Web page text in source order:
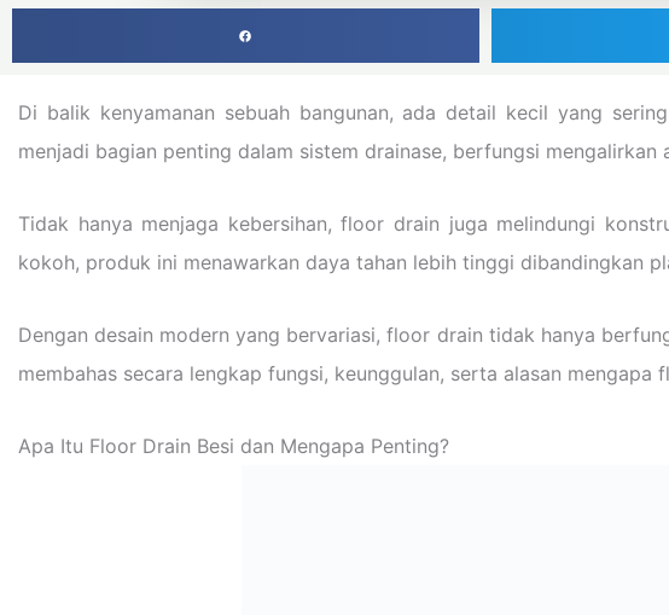
Di balik kenyamanan sebuah bangunan, ada detail kecil yang
menjadi bagian penting dalam sistem drainase, berfungsi
Tidak hanya menjaga kebersihan, floor drain juga melindungi
kokoh, produk ini menawarkan daya tahan lebih tinggi dibandingkan
Dengan desain modern yang bervariasi, floor drain tidak hanya
membahas secara lengkap fungsi, keunggulan, serta alasan
Apa Itu Floor Drain Besi dan Mengapa Penting?